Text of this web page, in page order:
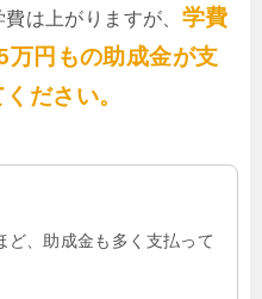
は上がりますが、 学費
万円もの助成金が支
ださい。
ど、助成金も多く支払って